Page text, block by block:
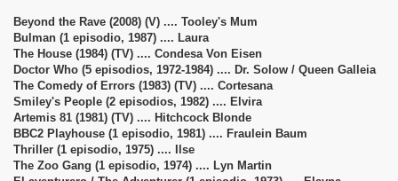
Beyond the Rave (2008) (V) .... Tooley's Mum
Bulman (1 episodio, 1987) .... Laura
The House (1984) (TV) .... Condesa Von Eisen
Doctor Who (5 episodios, 1972-1984) .... Dr. Solow / Queen Galleia
The Comedy of Errors (1983) (TV) .... Cortesana
Smiley's People (2 episodios, 1982) .... Elvira
Artemis 81 (1981) (TV) .... Hitchcock Blonde
BBC2 Playhouse (1 episodio, 1981) .... Fraulein Baum
Thriller (1 episodio, 1975) .... Ilse
The Zoo Gang (1 episodio, 1974) .... Lyn Martin